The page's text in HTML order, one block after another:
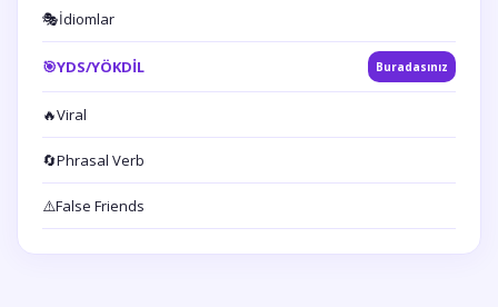
🎭İdiomlar
🎯YDS/YÖKDİL Buradasınız
🔥Viral
🔄Phrasal Verb
⚠️False Friends